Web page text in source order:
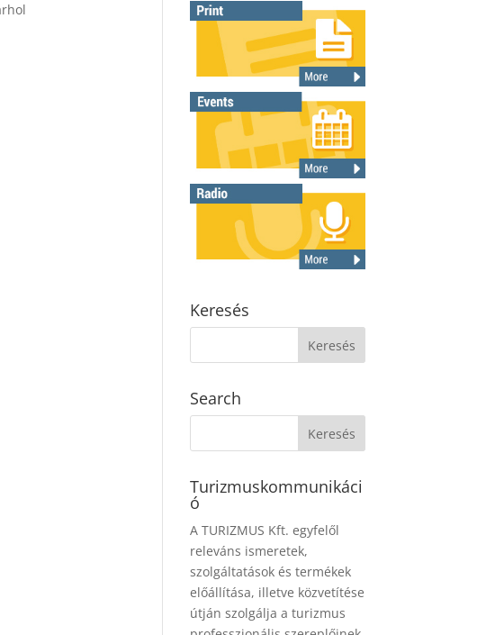
Keresés
Search
Turizmuskommunikáci
ó
A TURIZMUS Kft. egyfelől
releváns ismeretek,
szolgáltatások és termékek
előállítása, illetve közvetítése
útján szolgálja a turizmus